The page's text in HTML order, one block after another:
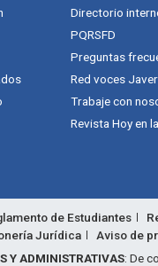
Directorio
PQRSFD
Preguntas
Red voces
Trabaje con
Revista Hoy en
de Estudiantes
Jurídica
Aviso de
Y ADMINISTRATIVAS: De